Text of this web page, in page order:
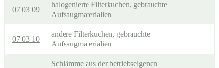
07 03 09
halogenierte Filterkuchen, gebrauchte
Aufsaugmaterialien
07 03 10
andere Filterkuchen, gebrauchte
Aufsaugmaterialien
Schlämme aus der betriebseigenen